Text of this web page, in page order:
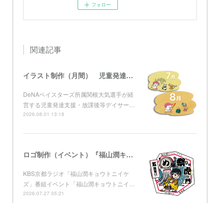
フォロー
関連記事
イラスト制作（月間） 児童発達支援・放課後等デイサービス グローブ
DeNAベイスターズ所属関根大気選手が経
営する児童発達支援・放課後等デイサー…
2026.08.01 13:18
ロゴ制作（イベント）『福山潤キョウトニイケズ ～五周年！め組の祭りは虎ノ門』 KBS京都
KBS京都ラジオ「福山潤キョウトニイケ
ズ」番組イベント「福山潤キョウトニイ…
2026.07.27 05:21